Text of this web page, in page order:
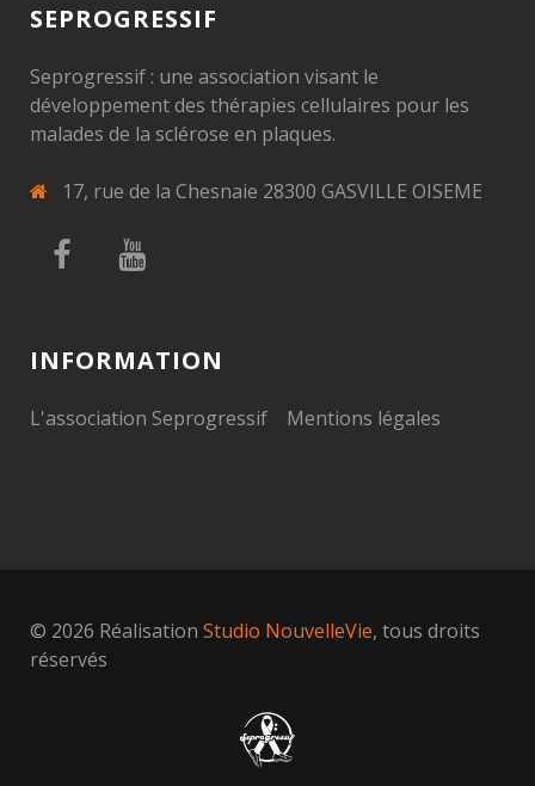
SEPROGRESSIF
Seprogressif : une association visant le
développement des thérapies cellulaires pour les
malades de la sclérose en plaques.
17, rue de la Chesnaie 28300 GASVILLE OISEME
INFORMATION
L'association Seprogressif Mentions légales
© 2026 Réalisation Studio NouvelleVie, tous droits
réservés